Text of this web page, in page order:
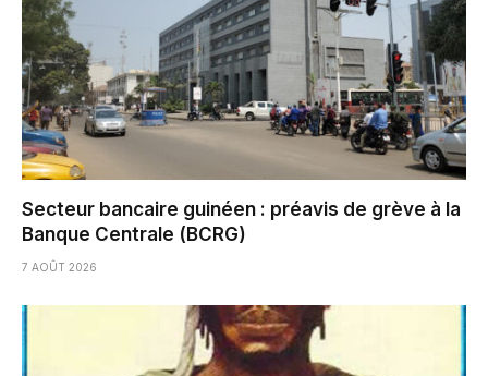
Secteur bancaire guinéen : préavis de grève à la
Banque Centrale (BCRG)
7 AOÛT 2026